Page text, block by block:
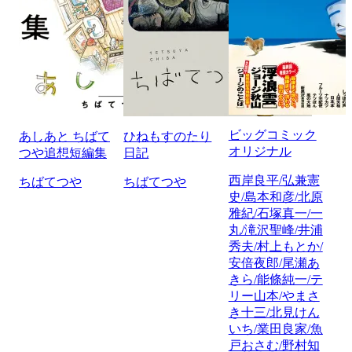
あしあと ちばて
つや追想短編集
ちばてつや
ひねもすのたり
日記
ちばてつや
ビッグコミック
オリジナル
西岸良平/弘兼憲
史/島本和彦/北原
雅紀/石塚真一/一
丸/滝沢聖峰/井浦
秀夫/村上もとか/
安倍夜郎/尾瀬あ
きら/能條純一/テ
リー山本/やまさ
き十三/北見けん
いち/業田良家/魚
戸おさむ/野村知